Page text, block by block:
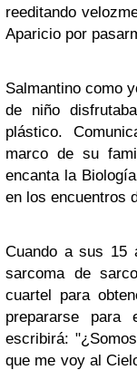
reeditando
Aparicio por
Salmantino como
de niño
plástico.
marco de su
encanta la
en los encuentros
Cuando a sus 15
sarcoma de
cuartel para
prepararse para
escribirá:
que me voy al